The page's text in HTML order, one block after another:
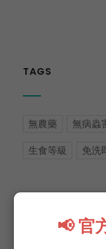
📢 官
TAGS
無農藥 無病蟲
生食等級 免洗